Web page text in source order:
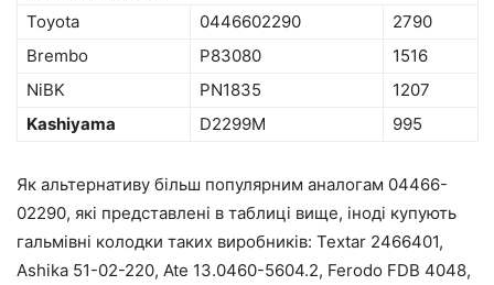
Toyota
0446602290
2790
Brembo
P83080
1516
NiBK
PN1835
1207
Kashiyama
D2299M 995
Як альтернативу більш популярним аналогам 04466-
02290, які представлені в таблиці вище, іноді купують
гальмівні колодки таких виробників: Textar 2466401,
Ashika 51-02-220, Ate 13.0460-5604.2, Ferodo FDB 4048,